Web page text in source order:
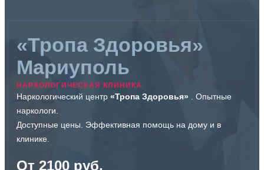
«Тропа Здоровья»
Мариуполь
НАРКОЛОГИЧЕСКАЯ КЛИНИКА
Наркологический центр «Тропа Здоровья» . Опытные
наркологи.
Доступные цены. Эффективная помощь на дому и в
клинике.
От 2100 руб.